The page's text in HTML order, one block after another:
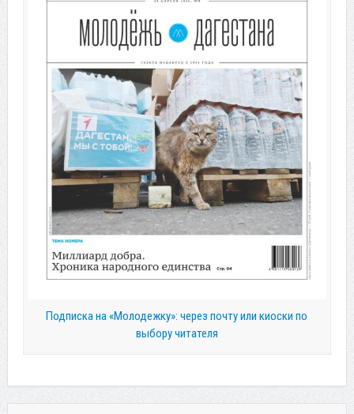
Подписка на «Молодежку»: через почту или киоски по
выбору читателя